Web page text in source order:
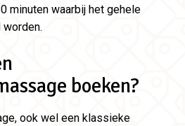
minuten waarbij het gehele
worden.
boeken?
ook wel een klassieke